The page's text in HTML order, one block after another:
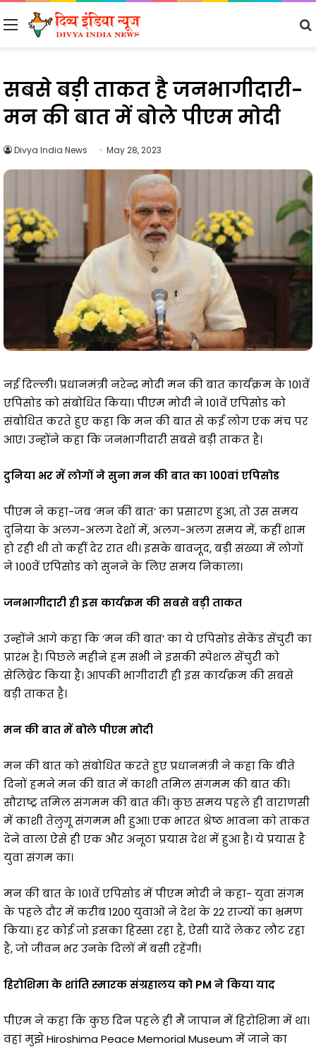
Menu
सबसे बड़ी ताकत है जनभागीदारी-
मन की बात में बोले पीएम मोदी
Divya India News May 28, 2023
नई दिल्ली। प्रधानमंत्री नरेन्द्र मोदी मन की बात कार्यक्रम के 101वें
एपिसोड को संबोधित किया। पीएम मोदी ने 101वें एपिसोड को
संबोधित करते हुए कहा कि मन की बात से कई लोग एक मंच पर
आए। उन्होंने कहा कि जनभागीदारी सबसे बड़ी ताकत है।
दुनिया भर में लोगों ने सुना मन की बात का 100वां एपिसोड
पीएम ने कहा-जब ‘मन की बात’ का प्रसारण हुआ, तो उस समय
दुनिया के अलग-अलग देशों में, अलग-अलग समय में, कहीं शाम
हो रही थी तो कहीं देर रात थी। इसके बावजूद, बड़ी संख्या में लोगों
ने 100वें एपिसोड को सुनने के लिए समय निकाला।
जनभागीदारी ही इस कार्यक्रम की सबसे बड़ी ताकत
उन्होंने आगे कहा कि ‘मन की बात’ का ये एपिसोड सेकेंड सेंचुरी का
प्रारंभ है। पिछले महीने हम सभी ने इसकी स्पेशल सेंचुरी को
सेलिब्रेट किया है। आपकी भागीदारी ही इस कार्यक्रम की सबसे
बड़ी ताकत है।
मन की बात में बोले पीएम मोदी
मन की बात को संबोधित करते हुए प्रधानमंत्री ने कहा कि बीते
दिनों हमने मन की बात में काशी तमिल संगमम की बात की।
सौराष्ट्र तमिल संगमम की बात की। कुछ समय पहले ही वाराणसी
में काशी तेलुगू संगमम भी हुआ। एक भारत श्रेष्ठ भावना को ताकत
देने वाला ऐसे ही एक और अनूठा प्रयास देश में हुआ है। ये प्रयास है
युवा संगम का।
मन की बात के 101वें एपिसोड में पीएम मोदी ने कहा- युवा संगम
के पहले दौर में करीब 1200 युवाओं ने देश के 22 राज्यों का भ्रमण
किया। हर कोई जो इसका हिस्सा रहा है, ऐसी यादें लेकर लौट रहा
है, जो जीवन भर उनके दिलों में बसी रहेंगी।
हिरोशिमा के शांति स्मारक संग्रहालय को PM ने किया याद
पीएम ने कहा कि कुछ दिन पहले ही मैं जापान में हिरोशिमा में था।
वहां मुझे Hiroshima Peace Memorial Museum में जाने का